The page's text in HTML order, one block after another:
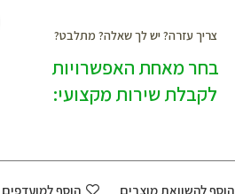
צריך עזרה? יש לך שאלה? מתלבט?
בחר מאחת האפשרויות
לקבלת שירות מקצועי:
הוסף להשוואת מוצרים הוסף למועדפים